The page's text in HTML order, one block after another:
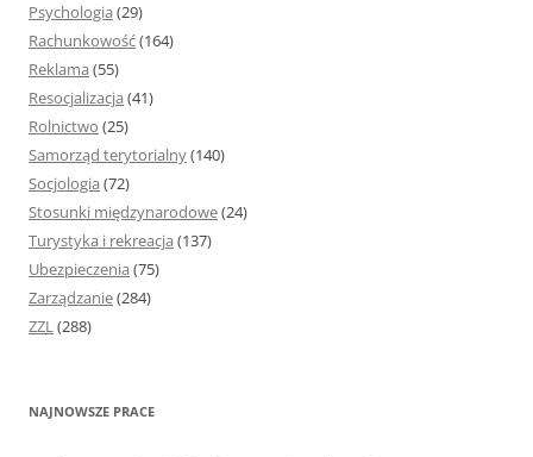
Psychologia (29)
Rachunkowość(164)
Reklama (55)
Resocjalizacja (41)
Rolnictwo (25)
Samorząd terytorialny(140)
Socjologia (72)
Stosunki międzynarodowe(24)
Turystyka i rekreacja (137)
Ubezpieczenia (75)
Zarządzanie(284)
ZZL(288)
NAJNOWSZE PRACE